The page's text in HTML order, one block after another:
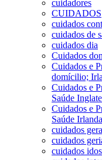
cuidadores
CUIDADOS
cuidados
cuidados de
cuidados dia
Cuidados
Cuidados e
domícilio;
Cuidados e
Saúde
Cuidados e
Saúde
cuidados
cuidados
cuidados